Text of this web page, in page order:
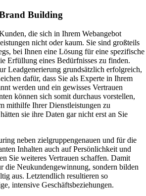
Building
die sich in Ihrem Webangebot
nicht oder kaum. Sie sind großteils
bei Ihnen eine Lösung für eine spezifische
Erfüllung eines Bedürfnisses zu finden.
Leadgenerierung grundsätzlich erfolgreich,
dafür, dass Sie als Experte in Ihrem
werden und ein gewisses Vertrauen
können sich somit durchaus vorstellen,
mithilfe Ihrer Dienstleistungen zu
sie ihre Daten gar nicht erst an Sie
neben zielgruppengenauen und für die
Inhalten auch auf Persönlichkeit und
Sie weiteres Vertrauen schaffen. Damit
die Neukundengewinnung, sondern bilden
aus. Letztendlich resultieren so
intensive Geschäftsbeziehungen.